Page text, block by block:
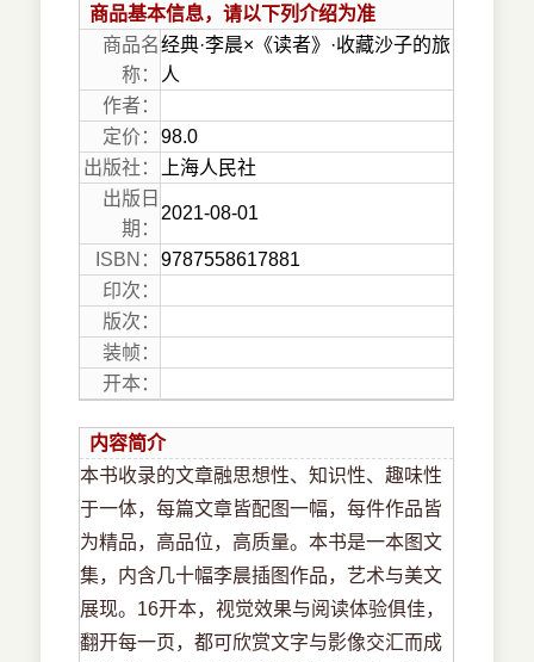
商品基本信息，请以下列介绍为准
商品名
称：
经典·李晨×《读者》·收藏沙子的旅
人
作者：
定价： 98.0
出版社：
上海人民社
出版日
期：
2021-08-01
ISBN： 9787558617881
印次：
版次：
装帧：
开本：
内容简介
本书收录的文章融思想性、知识性、趣味性
于一体，每篇文章皆配图一幅，每件作品皆
为精品，高品位，高质量。本书是一本图文
集，内含几十幅李晨插图作品，艺术与美文
展现。16开本，视觉效果与阅读体验俱佳，
翻开每一页，都可欣赏文字与影像交汇而成